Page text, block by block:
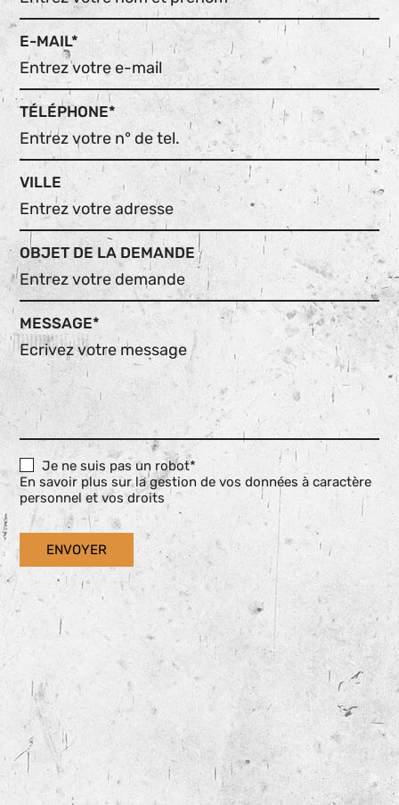
E-MAIL*
TÉLÉPHONE*
VILLE
OBJET DE LA DEMANDE
MESSAGE*
Je ne suis pas un robot*
En savoir plus sur la gestion de vos données à caractère
personnel et vos droits
ENVOYER